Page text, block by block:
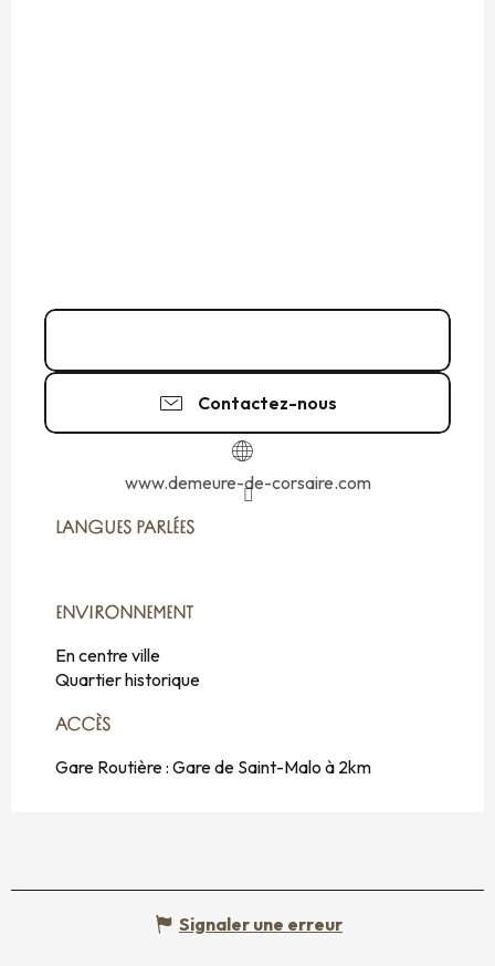
Contactez-nous
www.demeure-de-corsaire.com
LANGUES PARLÉES
LANGUES PARLÉES
ENVIRONNEMENT
ENVIRONNEMENT
En centre ville
Quartier historique
ACCÈS
ACCÈS
Gare Routière : Gare de Saint-Malo à 2km
Signaler une erreur